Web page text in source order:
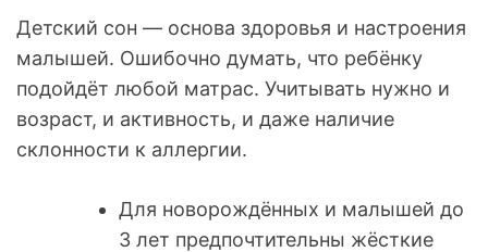
Детский сон — основа здоровья и настроения
малышей. Ошибочно думать, что ребёнку
подойдёт любой матрас. Учитывать нужно и
возраст, и активность, и даже наличие
склонности к аллергии.
Для новорождённых и малышей до
3 лет предпочтительны жёсткие